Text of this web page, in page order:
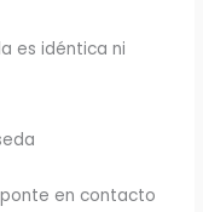
es idéntica ni
ponte en contacto